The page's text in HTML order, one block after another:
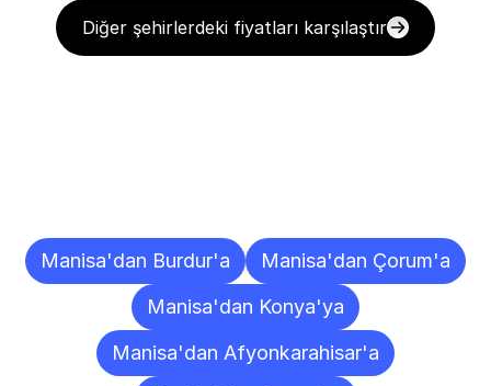
Diğer şehirlerdeki fiyatları karşılaştır
Manisa'dan Burdur'a
Manisa'dan Çorum'a
Manisa'dan Konya'ya
Manisa'dan Afyonkarahisar'a